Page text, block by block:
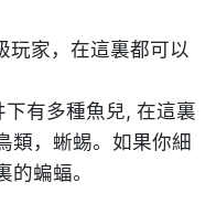
玩家，在這裏都可以
下有多種魚兒, 在這裏
類，蜥蜴。如果你細
蝙蝠。